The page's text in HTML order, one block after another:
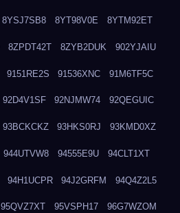
8YSJ7SB8 8YT98V0E 8YTM92ET
8ZPDT42T 8ZYB2DUK 902YJAIU
9151RE2S 91536XNC 91M6TF5C
92D4V1SF 92NJMW74 92QEGUIC
93BCKCKZ 93HKS0RJ 93KMD0XZ
944UTVW8 94555E9U 94CLT1XT
94H1UCPR 94J2GRFM 94Q4Z2L5
95QVZ7XT 95VSPH17 96G7WZOM